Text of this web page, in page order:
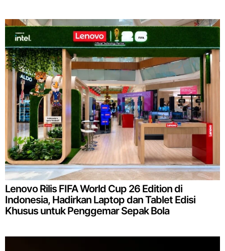
Lenovo Rilis FIFA World Cup 26 Edition di
Indonesia, Hadirkan Laptop dan Tablet Edisi
Khusus untuk Penggemar Sepak Bola